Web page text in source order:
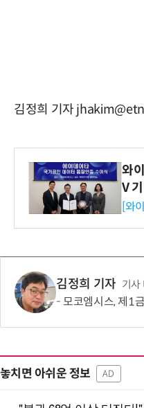
김정희 기자
와
V
증
[와
김정희 기자 기사
모코엠시스, 제1금융권 MI-
놓치면 아쉬운 정보 AD